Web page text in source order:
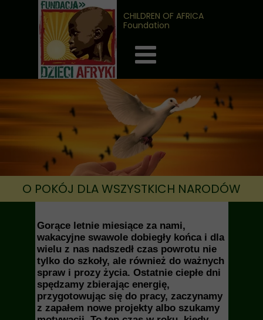
O POKÓJ DLA WSZYSTKICH NARODÓW
Gorące letnie miesiące za nami,
wakacyjne swawole dobiegły końca i dla
wielu z nas nadszedł czas powrotu nie
tylko do szkoły, ale również do ważnych
spraw i prozy życia. Ostatnie ciepłe dni
spędzamy zbierając energię,
przygotowując się do pracy, zaczynamy
z zapałem nowe projekty albo szukamy
CHILDREN OF AFRICA
Foundation